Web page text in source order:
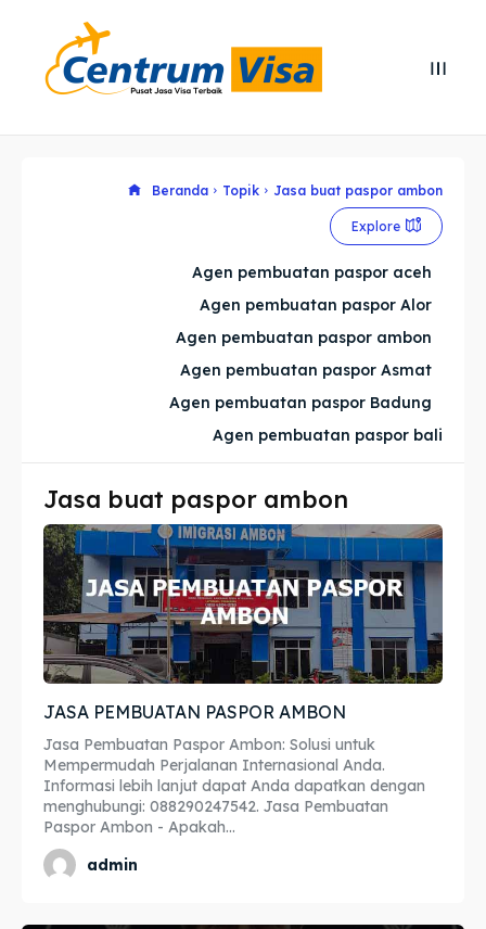
Cari
Cari
Explore our destinations
Imta
Legalisir
Apostille
Penerjemah
Asuransi
Blog
Explore our destinations
Imta
Legalisir
Apostille
Penerjemah
Asuransi
Blog
Beranda Topik Jasa buat paspor ambon
Explore
Agen pembuatan paspor aceh
Agen pembuatan paspor Alor
Agen pembuatan paspor ambon
Agen pembuatan paspor Asmat
Agen pembuatan paspor Badung
Agen pembuatan paspor bali
Jasa buat paspor ambon
JASA PEMBUATAN PASPOR AMBON
Jasa Pembuatan Paspor Ambon: Solusi untuk
Mempermudah Perjalanan Internasional Anda.
Informasi lebih lanjut dapat Anda dapatkan dengan
menghubungi: 088290247542. Jasa Pembuatan
Paspor Ambon - Apakah...
admin